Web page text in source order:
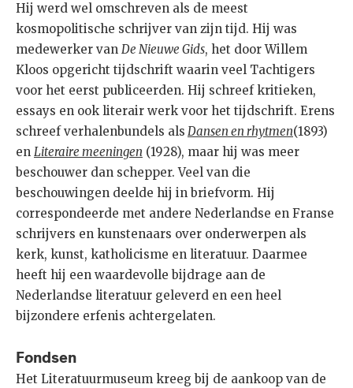
Hij werd wel omschreven als de meest
kosmopolitische schrijver van zijn tijd. Hij was
medewerker van De Nieuwe Gids, het door Willem
Kloos opgericht tijdschrift waarin veel Tachtigers
voor het eerst publiceerden. Hij schreef kritieken,
essays en ook literair werk voor het tijdschrift. Erens
schreef verhalenbundels als Dansen en rhytmen(1893)
en Literaire meeningen (1928), maar hij was meer
beschouwer dan schepper. Veel van die
beschouwingen deelde hij in briefvorm. Hij
correspondeerde met andere Nederlandse en Franse
schrijvers en kunstenaars over onderwerpen als
kerk, kunst, katholicisme en literatuur. Daarmee
heeft hij een waardevolle bijdrage aan de
Nederlandse literatuur geleverd en een heel
bijzondere erfenis achtergelaten.
Fondsen
Het Literatuurmuseum kreeg bij de aankoop van de